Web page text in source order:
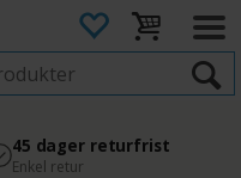
Sikker betaling
med Svea
45 dager returfrist
Enkel retur